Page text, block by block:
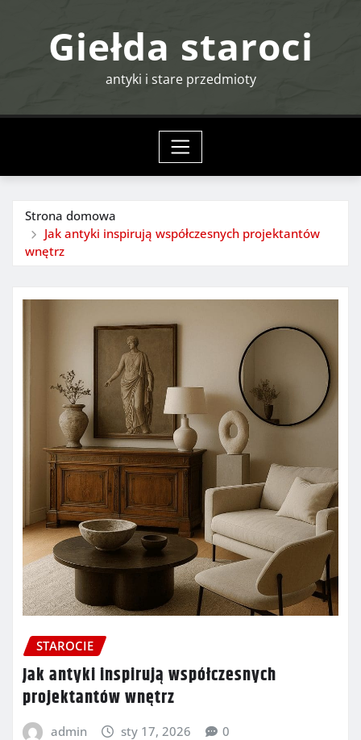
Giełda staroci
antyki i stare przedmioty
Strona domowa
Jak antyki inspirują współczesnych projektantów
wnętrz
STAROCIE
Jak antyki inspirują współczesnych
projektantów wnętrz
admin sty 17, 2026 0